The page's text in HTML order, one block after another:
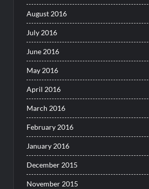
August 2016
July 2016
June 2016
May 2016
April 2016
March 2016
February 2016
January 2016
December 2015
November 2015